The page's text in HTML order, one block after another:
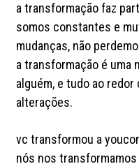
a transformação faz
somos constantes e
mudanças, não
a transformação é uma
alguém, e tudo ao
alterações.
vc transformou a
nós nos